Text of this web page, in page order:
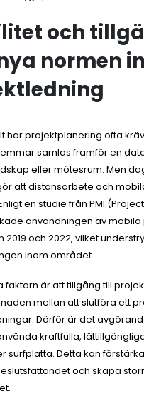
och
normen
har projektplanering ofta
samlas framför en
eller mötesrum. Men
att distansarbete och
en studie från PMI
användningen av
2019 och 2022, vilket
inom området.
faktorn är att tillgång till
mellan att slutföra ett
Därför är det
kraftfulla,
surfplatta. Detta kan
och skapa